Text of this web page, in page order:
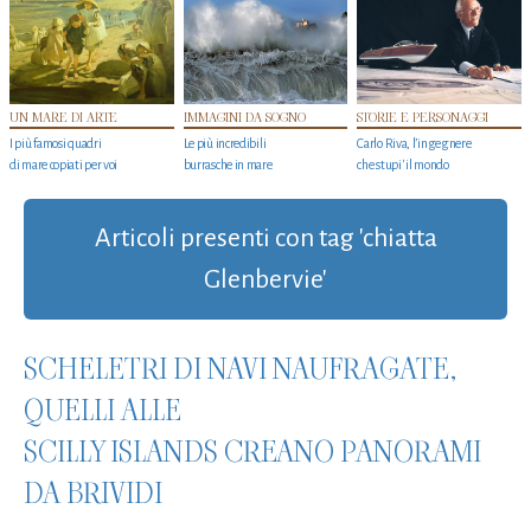
UN MARE DI ARTE
I più famosi quadri
di mare copiati per voi
IMMAGINI DA SOGNO
Le più incredibili
burrasche in mare
STORIE E PERSONAGGI
Carlo Riva, l’ingegnere
che stupi' il mondo
Articoli presenti con tag 'chiatta
Glenbervie'
SCHELETRI DI NAVI NAUFRAGATE,
QUELLI ALLE
SCILLY ISLANDS CREANO PANORAMI
DA BRIVIDI